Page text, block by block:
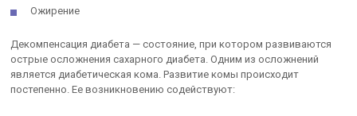
Ожирение
Декомпенсация диабета — состояние, при котором развиваются
острые осложнения сахарного диабета. Одним из осложнений
является диабетическая кома. Развитие комы происходит
постепенно. Ее возникновению содействуют: